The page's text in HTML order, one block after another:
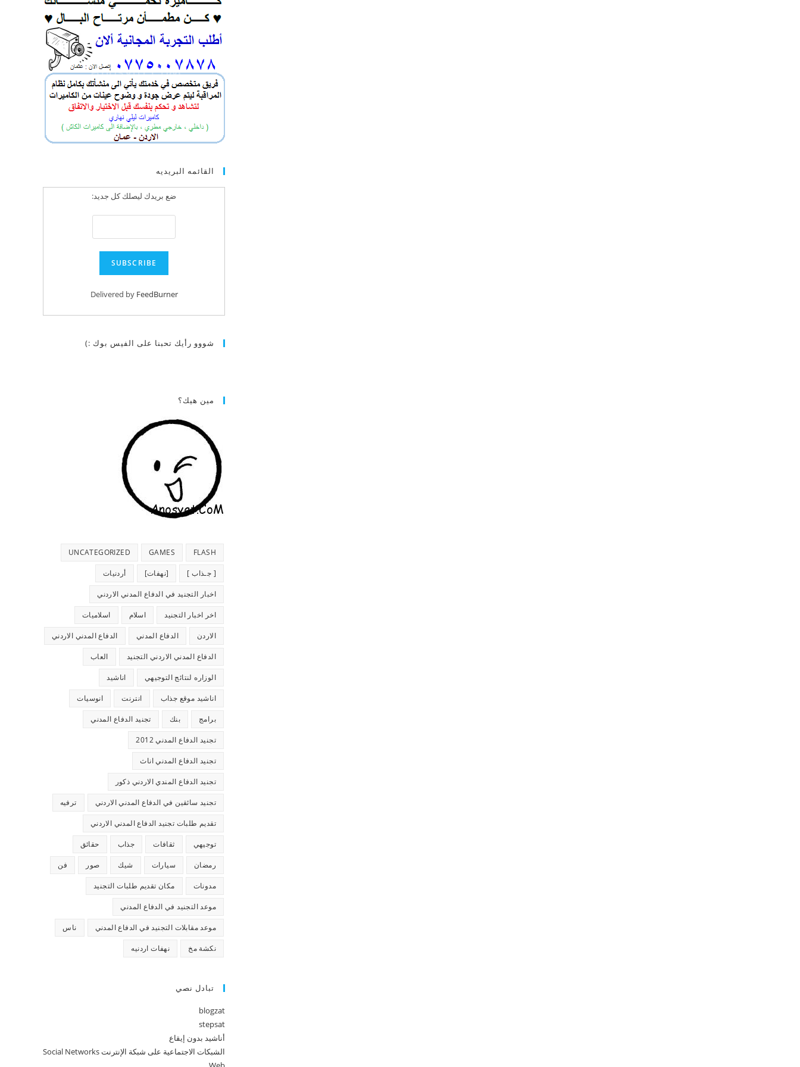
القائمه البريديه
ضع بريدك ليصلك كل جديد:
Delivered by FeedBurner
شووو رأيك تحبنا على الفيس بوك :)
مين هيك؟
FLASH
GAMES
UNCATEGORIZED
[ جـذاب ] [نهفات] أردنيات
اخبار التجنيد في الدفاع المدني الاردني
اخر اخبار التجنيد اسلام اسلاميات
الاردن الدفاع المدني الدفاع المدني الاردني
الدفاع المدني الاردني التجنيد العاب
الوزاره لنتائج التوجيهي اناشيد
اناشيد موقع جذاب انترنت انوسيات
برامج بنك تجنيد الدفاع المدني
تجنيد الدفاع المدني 2012
تجنيد الدفاع المدني اناث
تجنيد الدفاع المندي الاردني ذكور
تجنيد سائقين في الدفاع المدني الاردني ترفيه
تقديم طلبات تجنيد الدفاع المدني الاردني
توجيهي ثقافات جذاب حقائق
رمضان سيارات شيك صور فن
مدونات مكان تقديم طلبات التجنيد
موعد التجنيد في الدفاع المدني
موعد مقابلات التجنيد في الدفاع المدني ناس
نكشة مخ نهفات اردنيه
تبادل نصي
blogzat
stepsat
أناشيد بدون إيقاع
الشبكات الاجتماعية على شبكة الإنترنت Social Networks